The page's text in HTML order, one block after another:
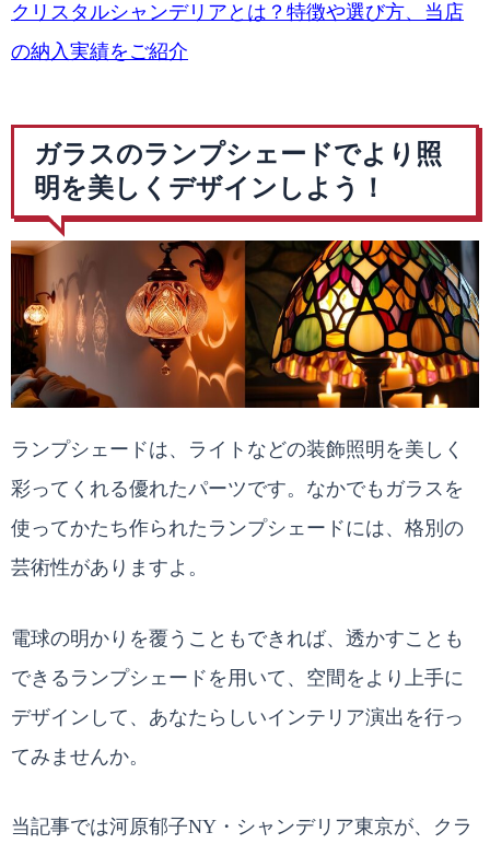
クリスタルシャンデリアとは？特徴や選び方、当店
の納入実績をご紹介
ガラスのランプシェードでより照
明を美しくデザインしよう！
ランプシェードは、ライトなどの装飾照明を美しく
彩ってくれる優れたパーツです。なかでもガラスを
使ってかたち作られたランプシェードには、格別の
芸術性がありますよ。
電球の明かりを覆うこともできれば、透かすことも
できるランプシェードを用いて、空間をより上手に
デザインして、あなたらしいインテリア演出を行っ
てみませんか。
当記事では河原郁子NY・シャンデリア東京が、クラ